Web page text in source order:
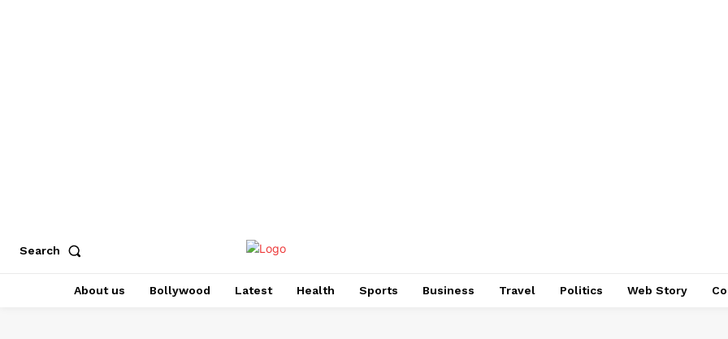
Search
About us Bollywood Latest Health Sports Business Travel Politics Web Story